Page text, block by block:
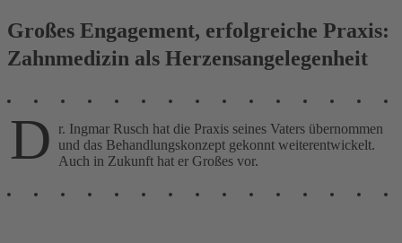
Großes Engagement, erfolgreiche Praxis:
Zahnmedizin als Herzensangelegenheit
D
r. Ingmar Rusch hat die Praxis seines Vaters übernommen
und das Behandlungskonzept gekonnt weiterentwickelt.
Auch in Zukunft hat er Großes vor.